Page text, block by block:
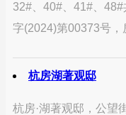
32#、40#、41#、
字(2024)第00373号，
杭房湖著观邸
杭房·湖著观邸，公望